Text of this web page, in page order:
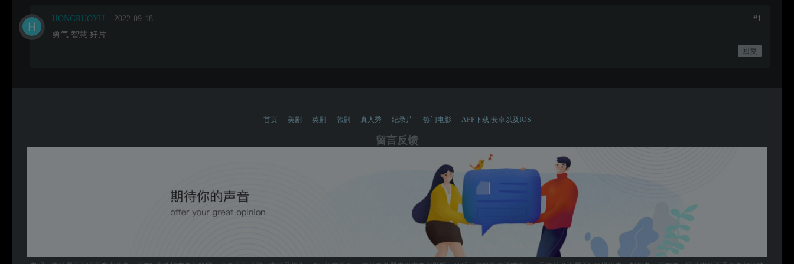
HONGRUOYU 2022-09-18
#1
勇气 智慧 好片
回复
首页 美剧 英剧 韩剧 真人秀 纪录片 热门电影 APP下载:安卓以及IOS
留言反馈